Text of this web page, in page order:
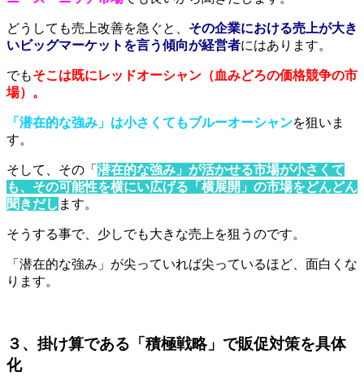
どうしても売上改善を急ぐと、 その企業における売上が大き
いビッグマーケットを言う傾向が経営者にはあります。
でもそこは既にレッドオーシャン（血みどろの価格競争の市
場）。
「潜在的な強み」は小さくてもブルーオーシャンを狙いま
す。
そして、その「 潜在的な強み」が活かせる市場が小さくて
も、その可能性を横にい広げる「横展開」の市場をどんどん
聞きだし ます。
そうする事で、少しでも大きな売上を狙うのです。
「潜在的な強み」が尖っていれば尖っているほど、面白くな
ります。
３、掛け算である「積極戦略」で販促対策を具体
化